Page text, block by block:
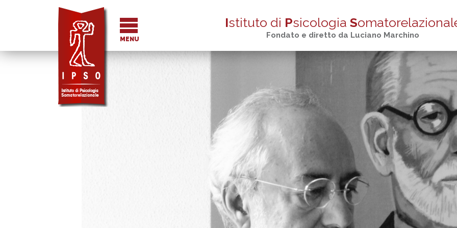
MENU
Istituto di Psicologia S
Fondato e diretto da Luciano Marchino